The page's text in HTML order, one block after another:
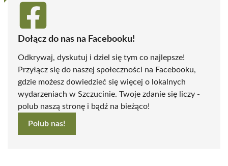
Dołącz do nas na Facebooku!
Odkrywaj, dyskutuj i dziel się tym co najlepsze!
Przyłącz się do naszej społeczności na Facebooku,
gdzie możesz dowiedzieć się więcej o lokalnych
wydarzeniach w Szczucinie. Twoje zdanie się liczy -
polub naszą stronę i bądź na bieżąco!
Polub nas!